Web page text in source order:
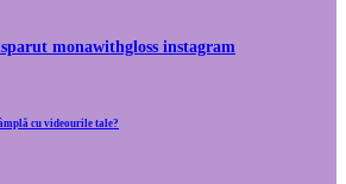
cu videourile tale?